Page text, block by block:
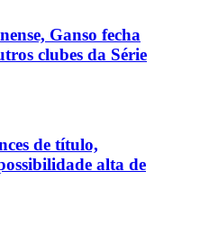
Ganso fecha
clubes da Série
de título,
alta de